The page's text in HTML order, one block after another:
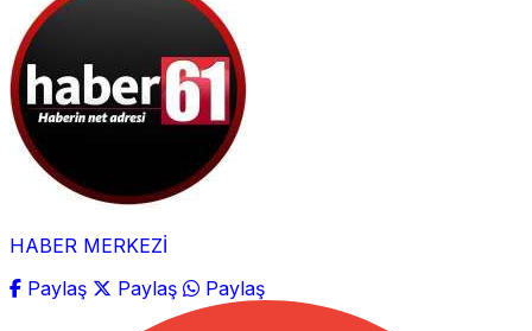
HABER MERKEZİ
Paylaş
Paylaş Paylaş